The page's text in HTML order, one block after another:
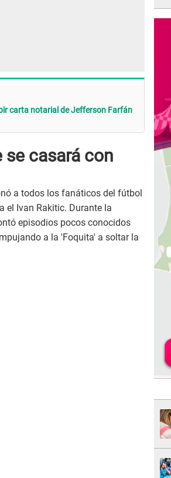
carta notarial de Jefferson Farfán
casará con
a todos los fanáticos del fútbol
el Ivan Rakitic. Durante la
episodios pocos conocidos
a la 'Foquita' a soltar la